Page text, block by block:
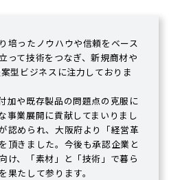
培ったノウハウや信頼をベース
って技術をつなぎ、新規商材や
型ビジネスに注力しておりま
加や既存製品の問題点の克服に
事業展開に貢献してまいりまし
認められ、大阪府より「経営革
頂きました。今後も承認企業と
け、「素材」と「技術」で暮ら
果たして参ります。